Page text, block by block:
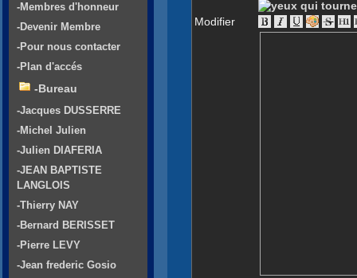
Modifier
-Membres d'honneur
-Devenir Membre
-Pour nous contacter
-Plan d'accés
-Bureau
-Jacques DUSSERRE
-Michel Julien
-Julien DIAFERIA
-JEAN BAPTISTE
LANGLOIS
-Thierry NAY
-Bernard BERISSET
-Pierre LEVY
-Jean frederic Gosio